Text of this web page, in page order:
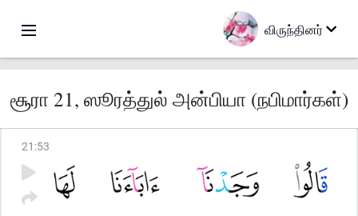
விருந்தினர்
சூரா 21, ஸூரத்துல் அன்பியா (நபிமார்கள்)
21 :53